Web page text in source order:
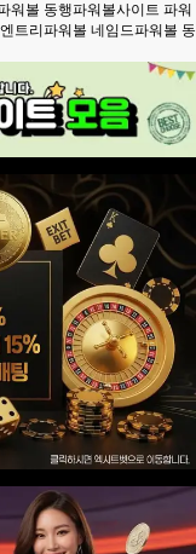
워볼 동행파워볼사이트 파워
트리파워볼 네임드파워볼 동